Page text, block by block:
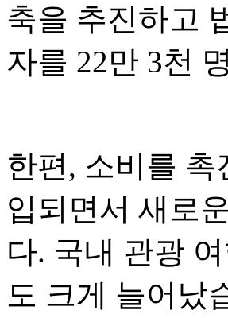
축을 추진하고
자를 22만 3천
한편, 소비를
입되면서 새로
다. 국내 관광
도 크게 늘어났